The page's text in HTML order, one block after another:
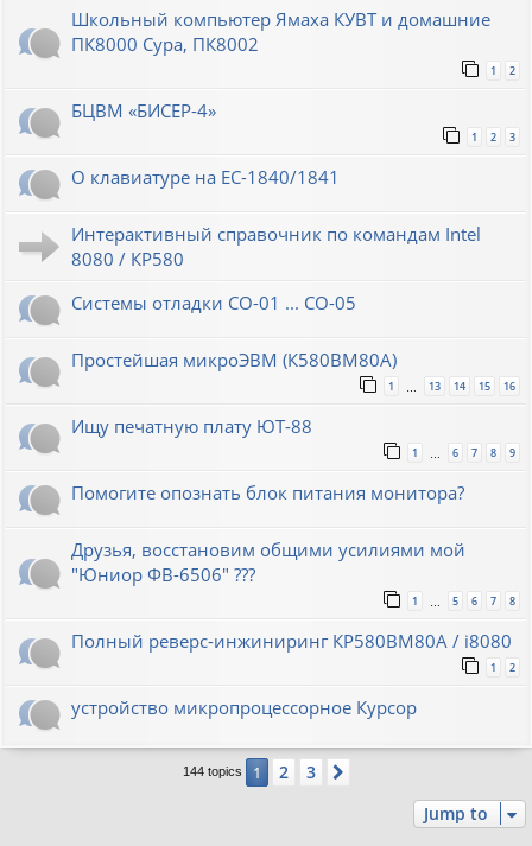
Школьный компьютер Ямаха КУВТ и домашние
ПК8000 Сура, ПК8002
1 2
БЦВМ «БИСЕР-4»
1 2 3
О клавиатуре на ЕС-1840/1841
Интерактивный справочник по командам Intel
8080 / КР580
Системы отладки СО-01 ... СО-05
Простейшая микроЭВМ (К580ВМ80А)
1 13 14 15 16
Ищу печатную плату ЮТ-88
1 6 7 8 9
Помогите опознать блок питания монитора?
Друзья, восстановим общими усилиями мой
"Юниор ФВ-6506" ???
1 … 5 6 7 8
Полный реверс-инжиниринг КР580ВМ80А / i8080
1 2
устройство микропроцессорное Курсор
144 topics 1 2 3
Jump to